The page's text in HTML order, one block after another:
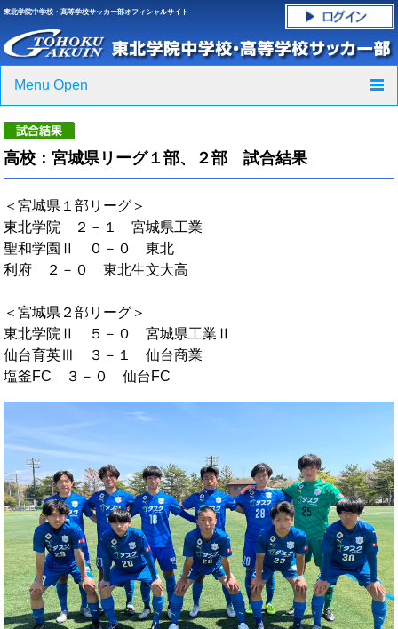
東北学院中学校・高等学校サッカー部オフィシャルサイト
Menu Open
ニュース
クラブ紹介・進路実績
スケジュール
フォトギャラリー
応援グッズご案内
高校：宮城県リーグ１部、２部 試合結果
＜宮城県１部リーグ＞
東北学院 ２－１ 宮城県工業
聖和学園Ⅱ ０－０ 東北
利府 ２－０ 東北生文大高
＜宮城県２部リーグ＞
東北学院Ⅱ ５－０ 宮城県工業Ⅱ
仙台育英Ⅲ ３－１ 仙台商業
塩釜FC ３－０ 仙台FC